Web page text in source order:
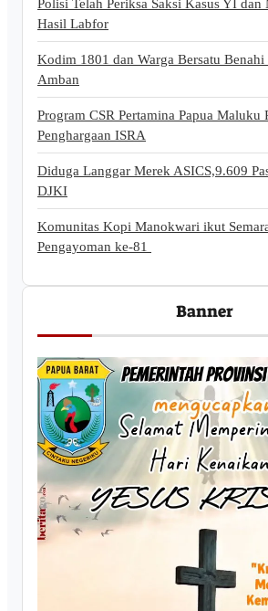
Hasil Labfor
Kodim 1801 dan Warga Bersatu Benahi
Amban
Program CSR Pertamina Papua Maluku
Penghargaan ISRA
Diduga Langgar Merek ASICS,9.609
DJKI
Komunitas Kopi Manokwari ikut
Pengayoman ke-81
Banner